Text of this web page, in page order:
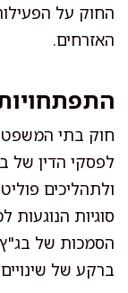
החוק על
האזרחים.
חוק בתי המשפט
לפסקי הדין של
ולתהליכים
סוגיות
הסמכות של בג"ץ
ברקע של